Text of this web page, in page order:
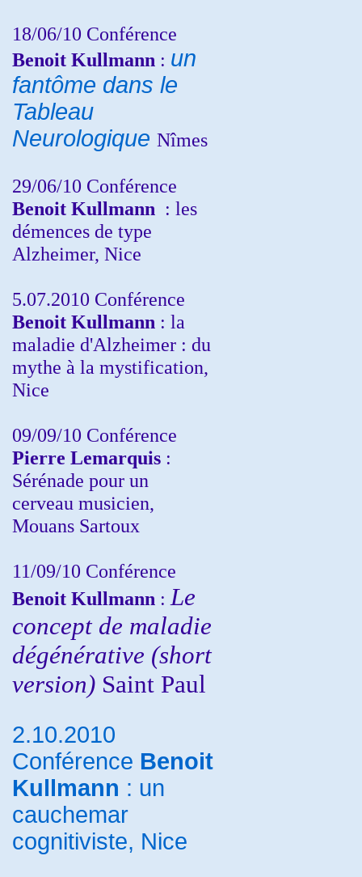
18/06/10 Conférence
Benoit Kullmann : un
fantôme dans le
Tableau
Neurologique Nîmes
29/06/10 Conférence
Benoit Kullmann : les
démences de type
Alzheimer, Nice
5.07.2010 Conférence
Benoit Kullmann : la
maladie d'Alzheimer : du
mythe à la mystification,
Nice
09/09/10 Conférence
Pierre Lemarquis :
Sérénade pour un
cerveau musicien,
Mouans Sartoux
11/09/10 Conférence
Benoit Kullmann : Le
concept de maladie
dégénérative (short
version) Saint Paul
2.10.2010
Conférence Benoit
Kullmann : un
cauchemar
cognitiviste, Nice